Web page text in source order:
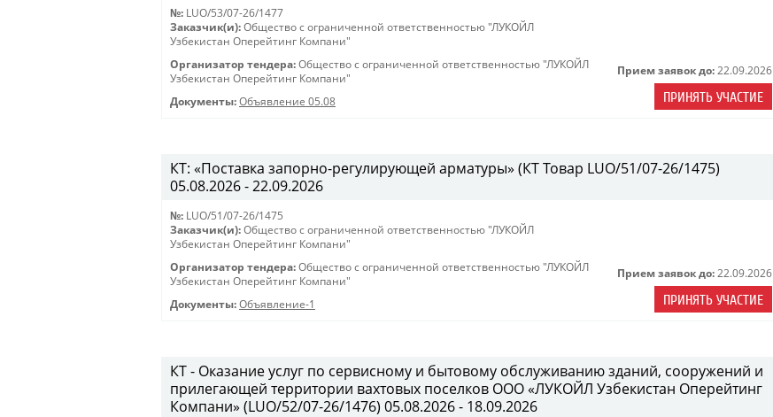
№: LUO/53/07-26/1477
Заказчик(и): Общество с ограниченной ответственностью "ЛУКОЙЛ
Узбекистан Оперейтинг Компани"
Организатор тендера: Общество с ограниченной ответственностью "ЛУКОЙЛ
Узбекистан Оперейтинг Компани"
Документы: Объявление 05.08
Прием заявок до: 22.09.2026
ПРИНЯТЬ УЧАСТИЕ
КТ: «Поставка запорно-регулирующей арматуры» (КТ Товар LUO/51/07-26/1475)
05.08.2026 - 22.09.2026
№: LUO/51/07-26/1475
Заказчик(и): Общество с ограниченной ответственностью "ЛУКОЙЛ
Узбекистан Оперейтинг Компани"
Организатор тендера: Общество с ограниченной ответственностью "ЛУКОЙЛ
Узбекистан Оперейтинг Компани"
Документы: Объявление-1
Прием заявок до: 22.09.2026
ПРИНЯТЬ УЧАСТИЕ
КТ - Оказание услуг по сервисному и бытовому обслуживанию зданий, сооружений и
прилегающей территории вахтовых поселков ООО «ЛУКОЙЛ Узбекистан Оперейтинг
Компани» (LUO/52/07-26/1476) 05.08.2026 - 18.09.2026